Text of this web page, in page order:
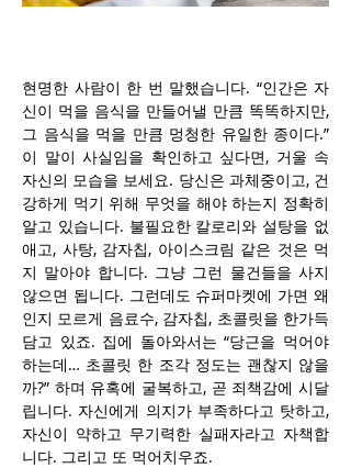
현명한 사람이 한 번 말했습니다. “인간은 자
신이 먹을 음식을 만들어낼 만큼 똑똑하지만,
그 음식을 먹을 만큼 멍청한 유일한 종이다.”
이 말이 사실임을 확인하고 싶다면, 거울 속
자신의 모습을 보세요. 당신은 과체중이고, 건
강하게 먹기 위해 무엇을 해야 하는지 정확히
알고 있습니다. 불필요한 칼로리와 설탕을 없
애고, 사탕, 감자칩, 아이스크림 같은 것은 먹
지 말아야 합니다. 그냥 그런 물건들을 사지
않으면 됩니다. 그런데도 슈퍼마켓에 가면 왜
인지 모르게 음료수, 감자칩, 초콜릿을 한가득
담고 있죠. 집에 돌아와서는 “당근을 먹어야
하는데… 초콜릿 한 조각 정도는 괜찮지 않을
까?” 하며 유혹에 굴복하고, 곧 죄책감에 시달
립니다. 자신에게 의지가 부족하다고 탓하고,
자신이 약하고 무기력한 실패자라고 자책합
니다. 그리고 또 먹어치우죠.